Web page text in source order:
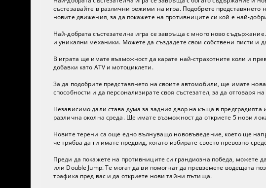
състезавайте в различни режими на игра. Подобрете представянето
новите движения, за да покажете на противниците си кой е най-
Най-добрата състезателна игра се завръща с много ново
и уникални механики. Можете да създадете свои собствени писти и
В играта ще имате възможност да карате най-страхотните коли и
добавки като ATV и мотоциклети.
За да подобрите представянето на своите автомобили, ще имате
способности и да персонализирате своя състезател, за да отговаря
Независимо дали става дума за задния двор на къща в
различна околна среда. Ще имате възможност да откриете 5 нови
Новите терени са още едно вълнуващо нововъведение, което ще
че трябва да ги имате предвид, когато избирате своето превозно
Преди да покажете на противниците си грандиозна победа, можете
или Double Jump. Те могат да ви помогнат да превземете водещата
трафика пред вас и да откриете нови тайни пътища.